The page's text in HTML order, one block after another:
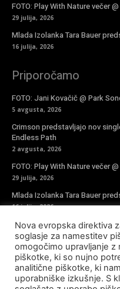
FOTO: Play With Nature večer
29 julija, 2026
Mlada Izolanka Tara Bauer
16 julija, 2026
Priporočamo
FOTO: Jani Kovačič @ Park
5 avgusta, 2026
Crimson predstavljajo nov
Endless Path
2 avgusta, 2026
FOTO: Play With Nature večer
29 julija, 2026
Mlada Izolanka Tara Bauer
16 julija, 2026
Vpiši se v novičke
Nova evropska direktiva
soglasje za namestitev
omogočimo upravljanje z
piškotke, ki so nujno
analitične piškotke, ki
uporabniške izkušnje. S